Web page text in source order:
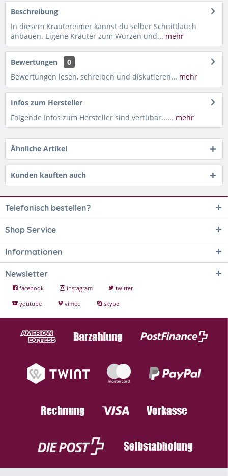
Beschreibung
In diesem Kräutereimer kannst du selber Schnittlauch
anbauen. Eigene Kräuter zum Würzen und... mehr
Bewertungen
0
Bewertungen lesen, schreiben und diskutieren... mehr
Infos zum Hersteller
Folgende Infos zum Hersteller sind verfübar...... mehr
Ähnliche Artikel
Kunden kauften auch
Telefonisch bestellen?
Shop Service
Informationen
Newsletter
facebook instagram
twitter
youtube
vimeo skype